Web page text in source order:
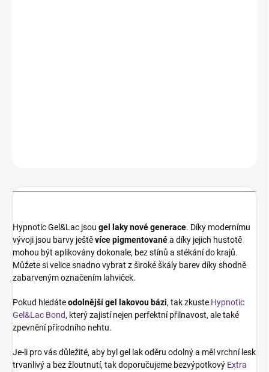
Hypnotic Gel&Lac jsou gel lakynové generace. Díky modernímu
vývoji jsou barvy ještěvíce pigmentovanéa díky jejich hustotě
mohou být aplikovány dokonale, bez stínů a stékání do krajů.
Můžete si velice snadno vybrat z široké škály barev díky shodně
zabarveným označením lahviček.
Pokud hledáteodolnější gel lakovou bázi, tak zkuste Hypnotic
Gel&Lac Bond, který zajistí nejen perfektní přilnavost, ale také
zpevnění přírodního nehtu.
Je-li pro vás důležité, aby byl gel lak oděru odolný a měl vrchní lesk
trvanlivý a bez žloutnutí, tak doporučujeme bezvýpotkový Extra